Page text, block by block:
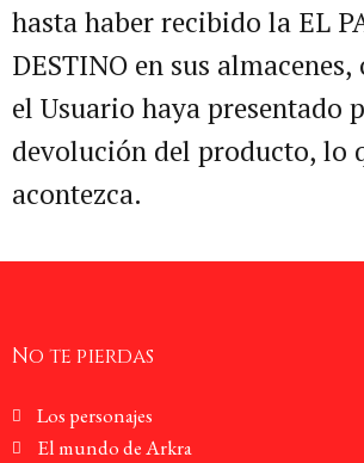
hasta haber recibido la EL
DESTINO en sus
el Usuario haya presentado
devolución del producto, lo
acontezca.
No te pierdas
Los personajes
El mundo de Arkra